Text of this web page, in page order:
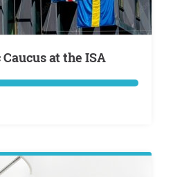
Caucus at the ISA